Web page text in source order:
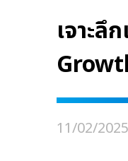
เจาะ
11/02/2025